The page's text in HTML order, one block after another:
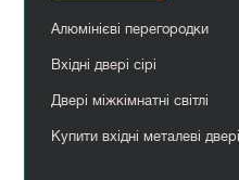
Алюмінієві перегородки
Вхідні двері сірі
Двері міжкімнатні світлі
Купити вхідні металеві двері